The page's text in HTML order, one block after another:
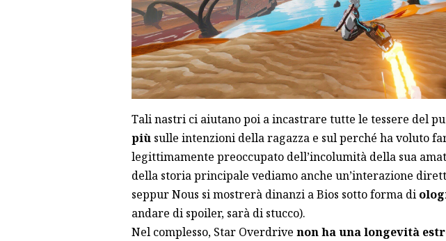
Tali nastri ci aiutano poi a incastrare tutte le tessere del
piùsulle intenzioni della ragazza e sul perché ha voluto
legittimamente preoccupato dell’incolumità della sua
della storia principale vediamo anche un’interazione
seppur Nous si mostrerà dinanzi a Bios sotto forma di
andare di spoiler, sarà di stucco).
Nel complesso, Star Overdrive non ha una longevità